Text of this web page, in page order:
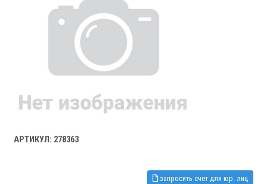
АРТИКУЛ: 278363
запросить счет для юр. лиц